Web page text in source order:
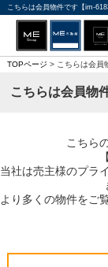
こちらは会員物件です【im-
TOPページ > こちらは会員
こちらは会員物
こちら
当社は売主様のプラ
より多くの物件をご